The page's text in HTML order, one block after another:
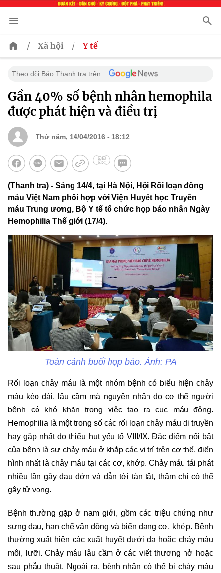
/ Xã hội / Y tế
Theo dõi Báo Thanh tra trên
Gần 40% số bệnh nhân hemophila
được phát hiện và điều trị
Thứ năm, 14/04/2016 - 18:12
(Thanh tra) - Sáng 14/4, tại Hà Nội, Hội Rối loạn đông
máu Việt Nam phối hợp với Viện Huyết học Truyền
máu Trung ương, Bộ Y tế tổ chức họp báo nhân Ngày
Hemophilia Thế giới (17/4).
Toàn cảnh buổi họp báo. Ảnh: PA
Rối loạn chảy máu là một nhóm bệnh có biểu hiện chảy
máu kéo dài, lâu cầm mà nguyên nhân do cơ thể người
bệnh có khó khăn trong việc tạo ra cục máu đông.
Hemophilia là một trong số các rối loạn chảy máu di truyền
hay gặp nhất do thiếu hụt yếu tố VIII/IX. Đặc điểm nổi bật
của bệnh là sự chảy máu ở khắp các vị trí trên cơ thể, điển
hình nhất là chảy máu tại các cơ, khớp. Chảy máu tái phát
nhiều lần gây đau đớn và dẫn tới tàn tật, thậm chí có thể
gây tử vong.
Bệnh thường gặp ở nam giới, gồm các triệu chứng như
sưng đau, hạn chế vận động và biến dạng cơ, khớp. Bệnh
thường xuất hiện các xuất huyết dưới da hoặc chảy máu
môi, lưỡi. Chảy máu lâu cầm ở các viết thương hở hoặc
sau phẫu thuật. Ngoài ra, bệnh nhân có thể bị chảy máu